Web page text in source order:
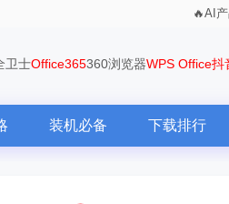
AI
卫士Office365360浏览器WPS Office抖
装机必备 下载排行